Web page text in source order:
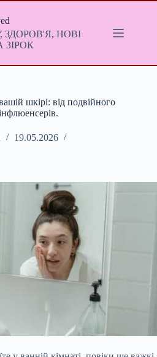
НОВІ
ЗІРОК
шкірі: від подвійного
19.05.2026